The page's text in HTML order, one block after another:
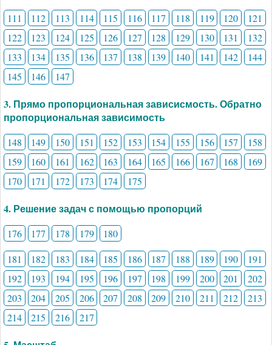
111 112 113 114 115 116 117 118 119 120
121
122
123 124 125 126 127 128 129 130 131
132
133
134 135 136 137 138 139 140 141 142
144
145
146 147
3. Прямо пропорциональная зависисмость. Обратно
пропорциональная зависимость
148 149 150 151 152 153 154 155 156 157
158
159
160 161 162 163 164 165 166 167 168
169
170
171 172 173 174 175
4. Решение задач с помощью пропорций
176 177 178 179
180
181
182 183 184 185 186 187 188 189 190
191
192
193 194 195 196 197 198 199 200 201
202
203
204 205 206 207 208 209 210 211 212
213
214
215 216 217